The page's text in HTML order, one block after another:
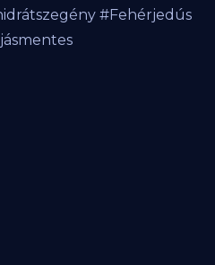
#Fehérjedús